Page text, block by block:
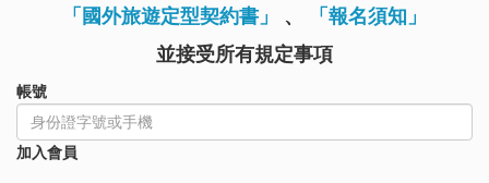
「國外旅遊定型契約書」
、
「報名須知」
並接受所有規定事項
帳號
加入會員